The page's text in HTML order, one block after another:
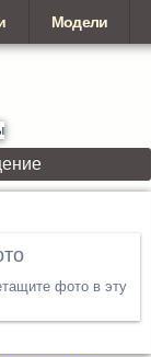
Модели
фото в эту